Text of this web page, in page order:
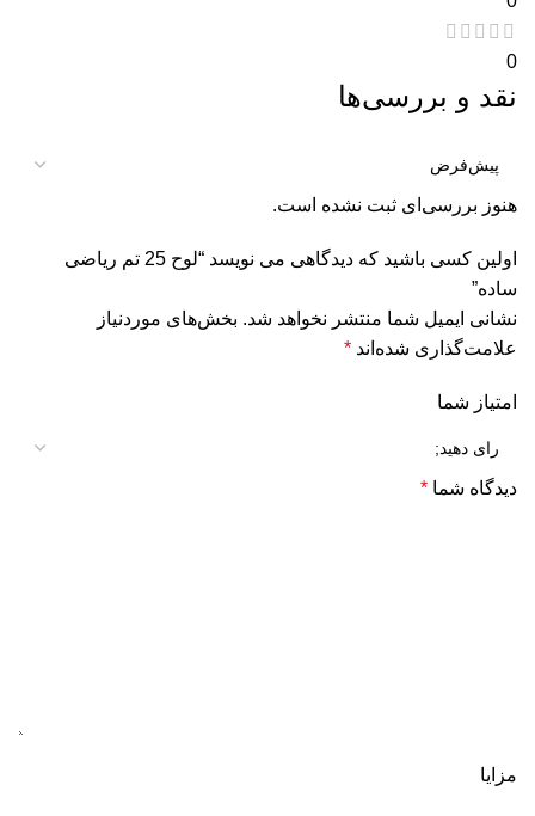
0
نقد و بررسی‌ها
هنوز بررسی‌ای ثبت نشده است.
اولین کسی باشید که دیدگاهی می نویسد “لوح 25 تم ریاضی
ساده”
نشانی ایمیل شما منتشر نخواهد شد. بخش‌های موردنیاز
علامت‌گذاری شده‌اند *
امتیاز شما
دیدگاه شما *
مزایا